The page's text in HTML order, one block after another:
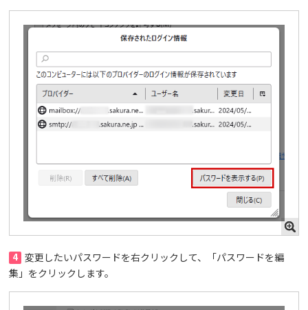
4 変更したいパスワードを右クリックして、「パスワードを編
集」をクリックします。